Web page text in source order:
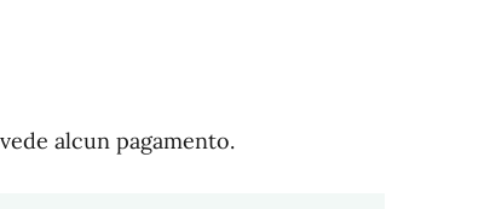
alcun pagamento.